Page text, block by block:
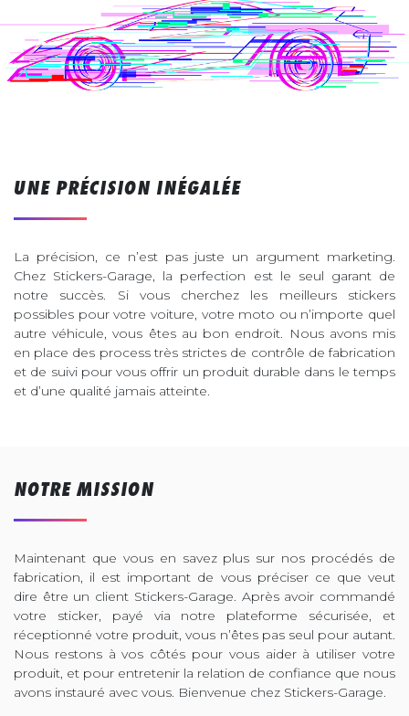
UNE PRÉCISION INÉGALÉE
La précision, ce n’est pas juste un argument marketing.
Chez Stickers-Garage, la perfection est le seul garant de
notre succès. Si vous cherchez les meilleurs stickers
possibles pour votre voiture, votre moto ou n’importe quel
autre véhicule, vous êtes au bon endroit. Nous avons mis
en place des process très strictes de contrôle de fabrication
et de suivi pour vous offrir un produit durable dans le temps
et d’une qualité jamais atteinte.
NOTRE MISSION
Maintenant que vous en savez plus sur nos procédés de
fabrication, il est important de vous préciser ce que veut
dire être un client Stickers-Garage. Après avoir commandé
votre sticker, payé via notre plateforme sécurisée, et
réceptionné votre produit, vous n’êtes pas seul pour autant.
Nous restons à vos côtés pour vous aider à utiliser votre
produit, et pour entretenir la relation de confiance que nous
avons instauré avec vous. Bienvenue chez Stickers-Garage.